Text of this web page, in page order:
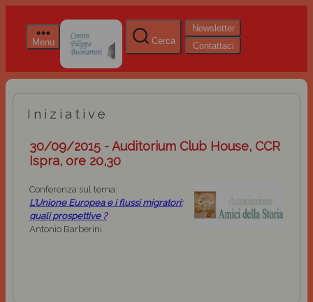
Menu Cerca
Newsletter
Contattaci
Iniziative
30/09/2015 - Auditorium Club House, CCR
Ispra, ore 20,30
Conferenza sul tema:
L’Unione Europea e i flussi migratori:
quali prospettive ?
Antonio Barberini